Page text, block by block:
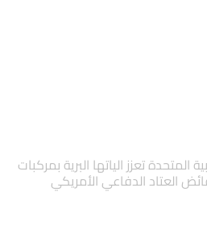
المتحدة تعزز الياتها البرية بمركبات